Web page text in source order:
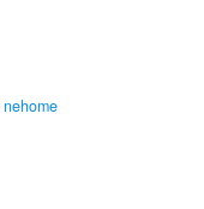
nehome